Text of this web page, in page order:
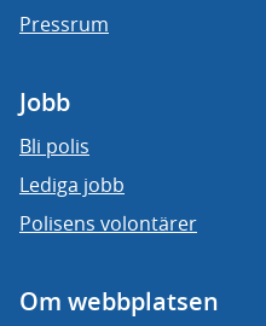
Pressrum
Jobb
Bli polis
Lediga jobb
Polisens volontärer
Om webbplatsen